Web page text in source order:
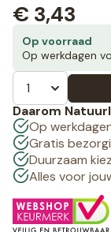
Op voorraad
Op werkdagen
€ 3,43
Daarom
Op
Gratis
Duurzaam
Alles voor